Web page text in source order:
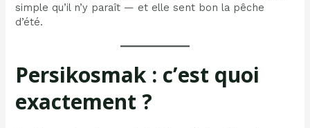
simple qu’il n’y paraît — et elle sent bon la pêche
d’été.
Persikosmak : c’est quoi
exactement ?